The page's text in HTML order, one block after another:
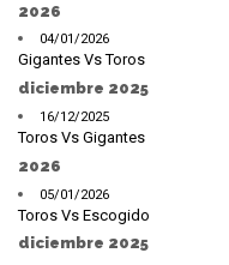
2026
04/01/2026
Gigantes Vs Toros
diciembre 2025
16/12/2025
Toros Vs Gigantes
2026
05/01/2026
Toros Vs Escogido
diciembre 2025